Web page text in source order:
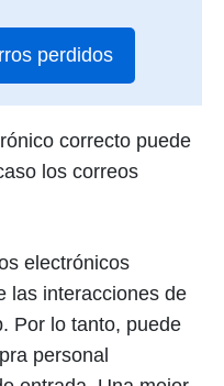
perdidos
correcto puede
los correos
electrónicos
las interacciones de
Por lo tanto, puede
personal